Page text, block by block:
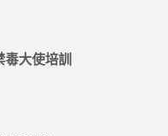
大使培訓